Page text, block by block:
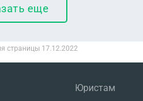
еще
страницы 17.12.2022
Юристам